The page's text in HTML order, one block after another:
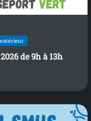
de 9h à 13h